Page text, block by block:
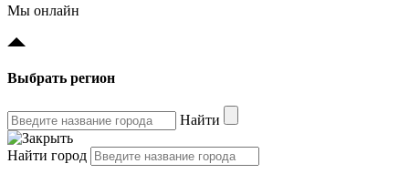
Мы онлайн
Выбрать регион
Найти
Найти город